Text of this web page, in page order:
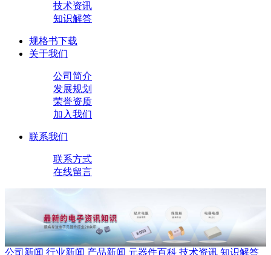
技术资讯
知识解答
规格书下载
关于我们
公司简介
发展规划
荣誉资质
加入我们
联系我们
联系方式
在线留言
公司新闻 行业新闻 产品新闻 元器件百科 技术资讯 知识解答